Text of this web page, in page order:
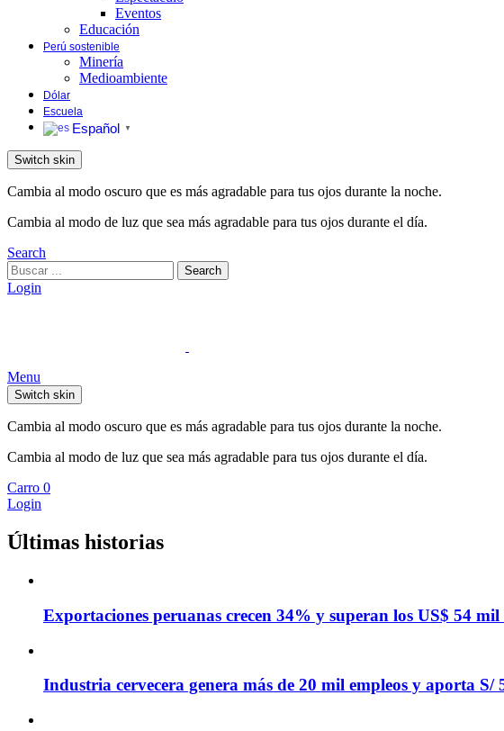
Eventos
Educación
Perú sostenible
Minería
Medioambiente
Dólar
Escuela
Español ▼
Switch skin
Cambia al modo oscuro que es más agradable para tus ojos durante la noche.
Cambia al modo de luz que sea más agradable para tus ojos durante el día.
Search
Search
for:
Search
Login
Menu
Switch skin
Cambia al modo oscuro que es más agradable para tus ojos durante la noche.
Cambia al modo de luz que sea más agradable para tus ojos durante el día.
Carro 0
Login
Últimas historias
Exportaciones peruanas crecen 34% y superan los US$ 54
Industria cervecera genera más de 20 mil empleos y aporta S/